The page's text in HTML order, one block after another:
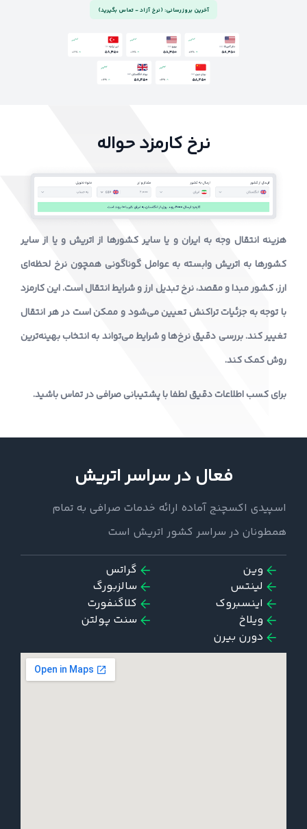
آخرین بروزرسانی: (نرخ آزاد - تماس بگیرید)
نرخ کارمزد حواله
هزینه انتقال وجه به ایران و یا سایر کشورها از اتریش و یا از سایر
کشورها به اتریش وابسته به عوامل گوناگونی همچون نرخ لحظه‌ای
ارز، کشور مبدا و مقصد، نرخ تبدیل ارز و شرایط انتقال است. این کارمزد
با توجه به جزئیات تراکنش تعیین می‌شود و ممکن است در هر انتقال
تغییر کند. بررسی دقیق نرخ‌ها و شرایط می‌تواند به انتخاب بهینه‌ترین
روش کمک کند.
برای کسب اطلاعات دقیق لطفا با پشتیبانی صرافی در تماس باشید.
فعال در سراسر اتریش
اسپیدی اکسچنج آماده ارائه خدمات صرافی به تمام
همطونان در سراسر کشور اتریش است
وین
گراتس
لینتس
سالزبورگ
اینسبروک
کلاگنفورت
ویلاخ
سنت پولتن
دورن بیرن